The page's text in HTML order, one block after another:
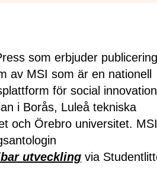
som erbjuder
av MSI som är en nationell
för social
i Borås, Luleå tekniska
och Örebro universitet.
utveckling via